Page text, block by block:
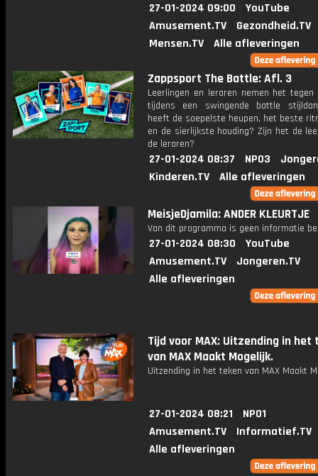
27-01-2024 09:00
YouTube
Amusement.TV
Gezondheid.TV
Mensen.TV
Alle afleveringen
Zappsport The Battle: Afl. 3
Leerlingen en leraren nemen het tegen
tijdens een swingende battle
heeft de soepelste heupen, het beste
en de sierlijkste houding? Zijn het de
de leraren?
27-01-2024 08:37 NPO3
Kinderen.TV
Alle afleveringen
MeisjeDjamila: ANDER KLEURTJE
Van dit programma is geen informatie
27-01-2024 08:30
YouTube
Amusement.TV
Jongeren.TV
Alle afleveringen
Tijd voor MAX: Uitzending in het
van MAX Maakt Mogelijk.
Uitzending in het teken van MAX Maakt
27-01-2024 08:21
NPO1
Amusement.TV
Informatief.TV
Alle afleveringen